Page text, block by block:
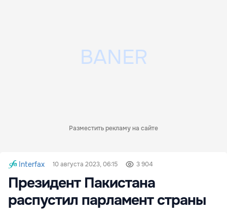
Разместить рекламу на сайте
Interfax 10 августа 2023, 06:15 3 904
Президент Пакистана
распустил парламент страны